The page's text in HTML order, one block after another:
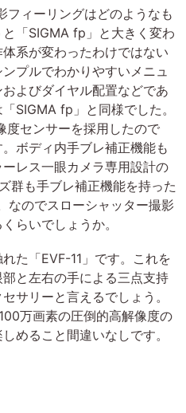
ィーリングはどのようなも
「SIGMA fp」と大きく変わ
系が変わったわけではない
プルでわかりやすいメニュ
よびダイヤル配置などであ
SIGMA fp」と同様でした。
度センサーを採用したので
ボディ内手ブレ補正機能も
レス一眼カメラ専用設計の
群も手ブレ補正機能を持った
なのでスローシャッター撮影
らいでしょうか。
た「EVF-11」です。これを
と左右の手による三点支持
サリーと言えるでしょう。
万画素の圧倒的高解像度の
めること間違いなしです。